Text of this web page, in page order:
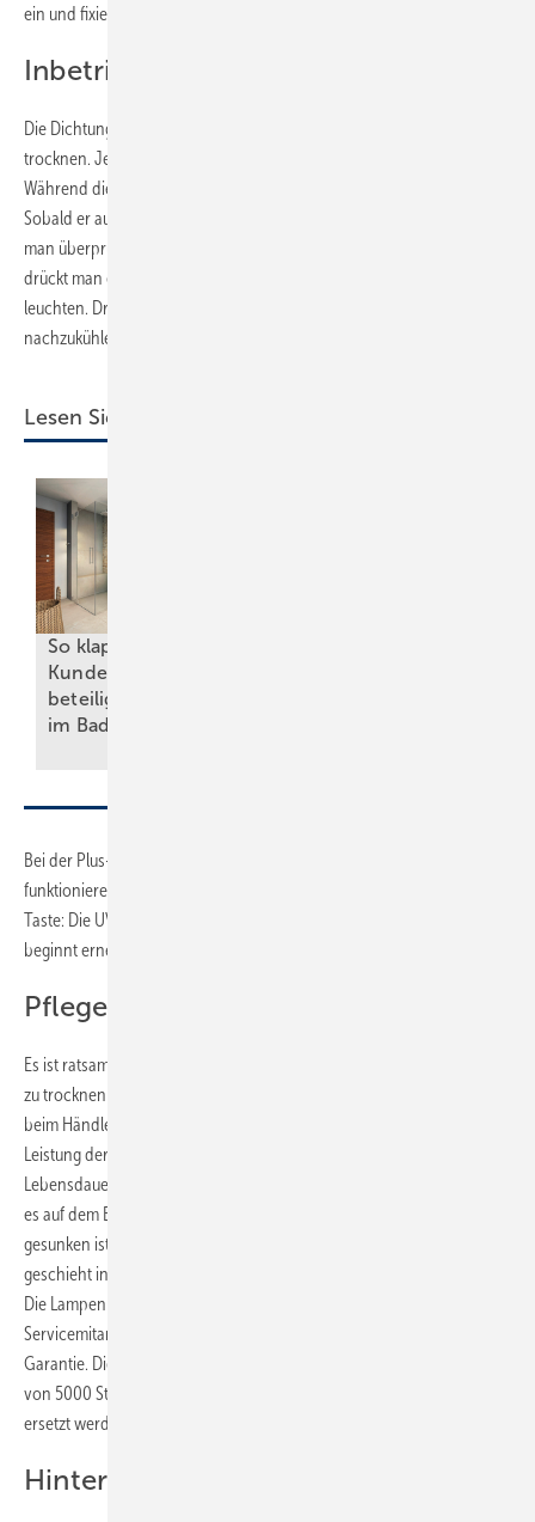
ein und fixiert sie mit der Glasverriegelung.
Inbetriebnahme
Die Dichtungsmasse sollte 24 Stunden lang vor Gebrauch der Dusche
trocknen. Jetzt kann man den FI-Schutzschalter einschalten.
Während die Sunshower kalibriert wird, blinkt der Ein-/Aus-Schalter.
Sobald er aufhört zu blinken, ist das Gerät einsatzbereit. Nun kann
man überprüfen, ob die Infrarotlichtlampen funktionieren. ­Dazu
drückt man einmal auf die linke Taste. Die IR-Lampen beginnen zu
leuchten. Drückt man auf die mittlere Taste, beginnt die Sunshower
nachzukühlen.
Lesen Sie auch:
So klappt’s mit
Kunden und
beteiligten Gewerken
im Bad
Bei der Plus-Variante sollte man außerdem testen, ob die UV-Lampen
funktionieren. Dazu setzt man die UV-Brille auf und drückt die rechte
Taste: Die UV-Lampen starten. Drückt man auf die mittlere Taste,
beginnt erneut das Nachkühlen.
Pflege, Wartung und Service
Es ist ratsam, die Glasplatte nach jedem Gebrauch mit einem Abzieher
zu trocknen und mit trockenem Tuch nachzuwischen. Außerdem kann
beim Händler ein spezielles Reinigungsset bestellt werden. Die UV-
Leistung der Niedrigdosis-UV-­Lampen nimmt mit der Zeit ab. Ihre
Lebensdauer beträgt ca. 750 Stunden. Nach 600 Betriebs­stunden gibt
es auf dem Bedienfeld einen Hinweis, dass die Kapazität der Lampen
gesunken ist und ein Austausch der Lampen empfohlen wird. Dies
geschieht in der Regel nach mehr als acht Jahren normaler Nutzung.
Die Lampen sollten ausschließlich von einem Sunshower-­
Servicemitarbeiter getauscht werden. Andernfalls erlischt die
Garantie. Die Infrarotlampen (1000 Watt) haben eine Lebensdauer
von 5000 Stunden bei minimalem Leistungsabfall. Sie sollten nur
ersetzt werden, wenn sie überhaupt nicht mehr funktionieren.
Hintergrund: Infrarot- und UV-Licht